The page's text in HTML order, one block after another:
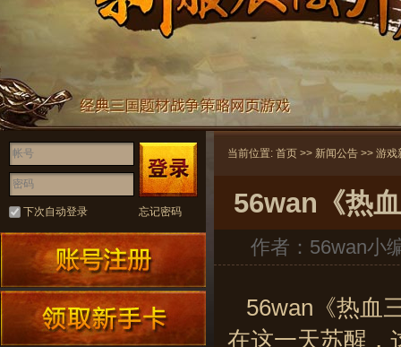
下次自动登录 忘记密码
当前位置: 首页 >> 新闻公告 >> 游戏
56wan《热
作者： 56wan小
56wan 《热血
在这一天苏醒，